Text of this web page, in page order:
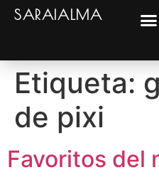
SARAIALMA
Etiqueta:
de pixi
Favoritos del